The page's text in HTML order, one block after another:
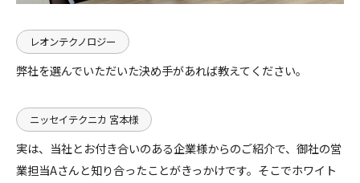
レオンテクノロジー
弊社を選んでいただいた決め手があれば教えてください。
ニッセイテクニカ 宮本様
実は、当社とお付き合いのある企業様からのご紹介で、御社の営
業担当Aさんと知り合ったことがきっかけです。そこでホワイト